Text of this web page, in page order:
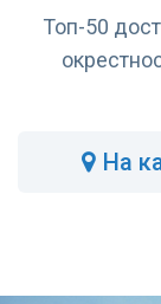
Топ-50
на